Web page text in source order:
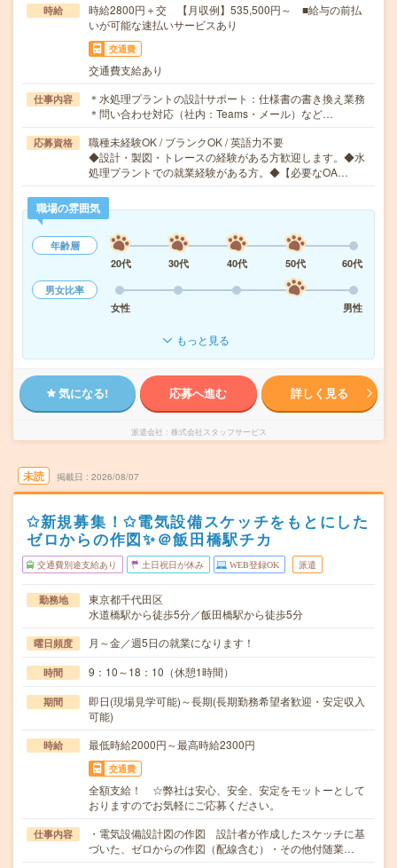
時給
時給2800円＋交 【月収例】535,500円～ ■給与の前払
いが可能な速払いサービスあり
交通費
交通費支給あり
仕事内容
＊水処理プラントの設計サポート：仕様書の書き換え業務
＊問い合わせ対応（社内：Teams・メール）など…
応募資格
職種未経験OK / ブランクOK / 英語力不要
◆設計・製図・トレースの経験がある方歓迎します。◆水
処理プラントでの就業経験がある方。◆【必要なOA…
職場の雰囲気
年齢層
20代
30代 40代 50代
60代
男女比率
女性
男性
もっと見る
気になる! 応募へ進む 詳しく見る
派遣会社 株式会社スタッフサービス
未読 掲載日 2026/08/07
✩新規募集！✩電気設備スケッチをもとにした
ゼロからの作図✨＠飯田橋駅チカ
交通費別途支給あり 土日祝日が休み WEB登録OK 派遣
勤務地
東京都千代田区
水道橋駅から徒歩5分／飯田橋駅から徒歩5分
曜日頻度 月～金／週5日の就業になります！
時間 9：10～18：10（休憩1時間）
期間
即日(現場見学可能)～長期(長期勤務希望者歓迎・安定収入
可能)
時給 最低時給2000円～最高時給2300円
交通費
全額支給！ ☆弊社は安心、安全、安定をモットーとして
おりますのでお気軽にご応募ください。
仕事内容
・電気設備設計図の作図 設計者が作成したスケッチに基
づいた、ゼロからの作図（配線含む）・その他付随業…